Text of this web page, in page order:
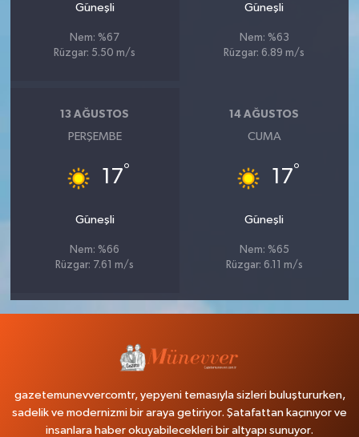
Güneşli
Nem: %67
Rüzgar: 5.50 m/s
Güneşli
Nem: %63
Rüzgar: 6.89 m/s
13 AĞUSTOS
PERŞEMBE
17°
Güneşli
Nem: %66
Rüzgar: 7.61 m/s
14 AĞUSTOS
CUMA
17°
Güneşli
Nem: %65
Rüzgar: 6.11 m/s
gazetemunevvercomtr, yepyeni temasıyla sizleri buluştururken,
sadelik ve modernizmi bir araya getiriyor. Şatafattan kaçınıyor ve
insanlara haber okuyabilecekleri bir altyapı sunuyor.